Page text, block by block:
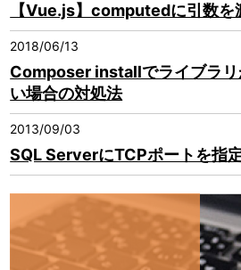
【Vue.js】computedに引数を
2018/06/13
Composer installでライブラリ
い場合の対処法
2013/09/03
SQL ServerにTCPポートを指